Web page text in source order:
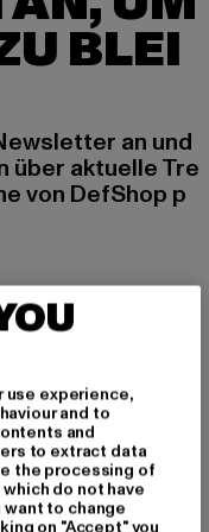
BLEI
an und
über aktuelle Tre
von DefShop p
use experience,
and to
and
to extract data
the processing of
do not have
to change
on "Accept" you